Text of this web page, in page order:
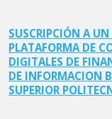
SUSCRIPCIÓN A
PLATAFORMA DE
DIGITALES DE
DE INFORMACION
SUPERIOR